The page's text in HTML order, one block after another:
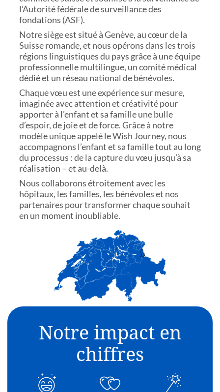
l’Autorité fédérale de surveillance des
fondations (ASF).
Notre siège est situé à Genève, au cœur de la
Suisse romande, et nous opérons dans les trois
régions linguistiques du pays grâce à une équipe
professionnelle multilingue, un comité médical
dédié et un réseau national de bénévoles.
Chaque vœu est une expérience sur mesure,
imaginée avec attention et créativité pour
apporter à l’enfant et sa famille une bulle
d’espoir, de joie et de force. Grâce à notre
modèle unique appelé le Wish Journey, nous
accompagnons l’enfant et sa famille tout au long
du processus : de la capture du vœu jusqu’à sa
réalisation – et au-delà.
Nous collaborons étroitement avec les
hôpitaux, les familles, les bénévoles et nos
partenaires pour transformer chaque souhait
en un moment inoubliable.
Notre impact en
chiffres